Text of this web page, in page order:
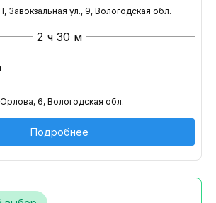
Завокзальная ул., 9, Вологодская обл.
2 ч 30 м
6, Вологодская обл.
Подробнее